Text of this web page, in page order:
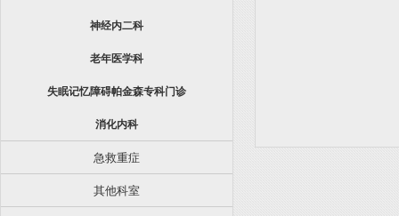
神经内二科
老年医学科
失眠记忆障碍帕金森专科门诊
消化内科
急救重症
其他科室